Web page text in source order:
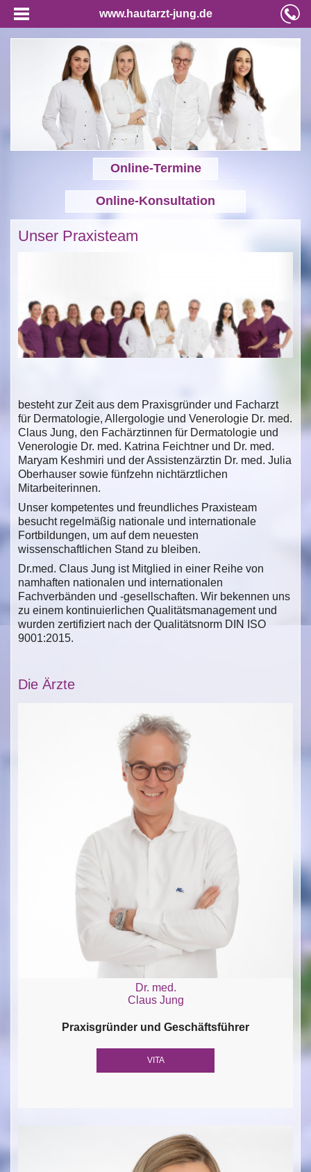
www.hautarzt-jung.de
Online-Termine
Online-Konsultation
Unser Praxisteam
besteht zur Zeit aus dem Praxisgründer und Facharzt
für Dermatologie, Allergologie und Venerologie Dr. med.
Claus Jung, den Fachärztinnen für Dermatologie und
Venerologie Dr. med. Katrina Feichtner und Dr. med.
Maryam Keshmiri und der Assistenzärztin Dr. med. Julia
Oberhauser sowie fünfzehn nichtärztlichen
Mitarbeiterinnen.
Unser kompetentes und freundliches Praxisteam
besucht regelmäßig nationale und internationale
Fortbildungen, um auf dem neuesten
wissenschaftlichen Stand zu bleiben.
Dr.med. Claus Jung ist Mitglied in einer Reihe von
namhaften nationalen und internationalen
Fachverbänden und -gesellschaften. Wir bekennen uns
zu einem kontinuierlichen Qualitätsmanagement und
wurden zertifiziert nach der Qualitätsnorm DIN ISO
9001:2015.
Die Ärzte
Dr. med.
Claus Jung
Praxisgründer und Geschäftsführer
VITA